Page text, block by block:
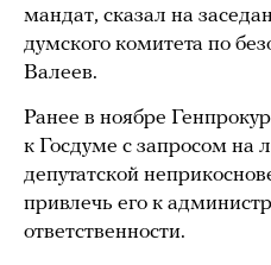
мандат, сказал на
думского комитета по
Валеев.
Ранее в ноябре
к Госдуме с запросом на
депутатской
привлечь его к
ответственности.